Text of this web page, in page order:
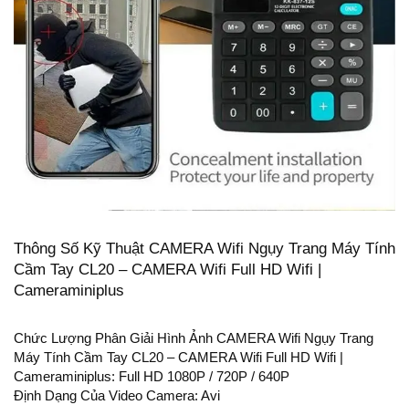
Thông Số Kỹ Thuật CAMERA Wifi Ngụy Trang Máy Tính
Cầm Tay CL20 – CAMERA Wifi Full HD Wifi |
Cameraminiplus
Chức Lượng Phân Giải Hình Ảnh CAMERA Wifi Ngụy Trang
Máy Tính Cầm Tay CL20 – CAMERA Wifi Full HD Wifi |
Cameraminiplus: Full HD 1080P / 720P / 640P
Định Dạng Của Video Camera: Avi